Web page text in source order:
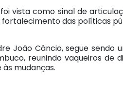
vista como sinal de
das políticas
João Câncio, segue sendo
reunindo vaqueiros de
mudanças.